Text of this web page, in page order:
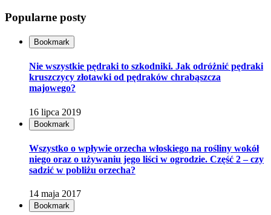
Popularne posty
Bookmark
Nie wszystkie pędraki to szkodniki. Jak odróżnić pędraki
kruszczycy złotawki od pędraków chrabąszcza
majowego?
16 lipca 2019
Bookmark
Wszystko o wpływie orzecha włoskiego na rośliny wokół
niego oraz o używaniu jego liści w ogrodzie. Część 2 – czy
sadzić w pobliżu orzecha?
14 maja 2017
Bookmark